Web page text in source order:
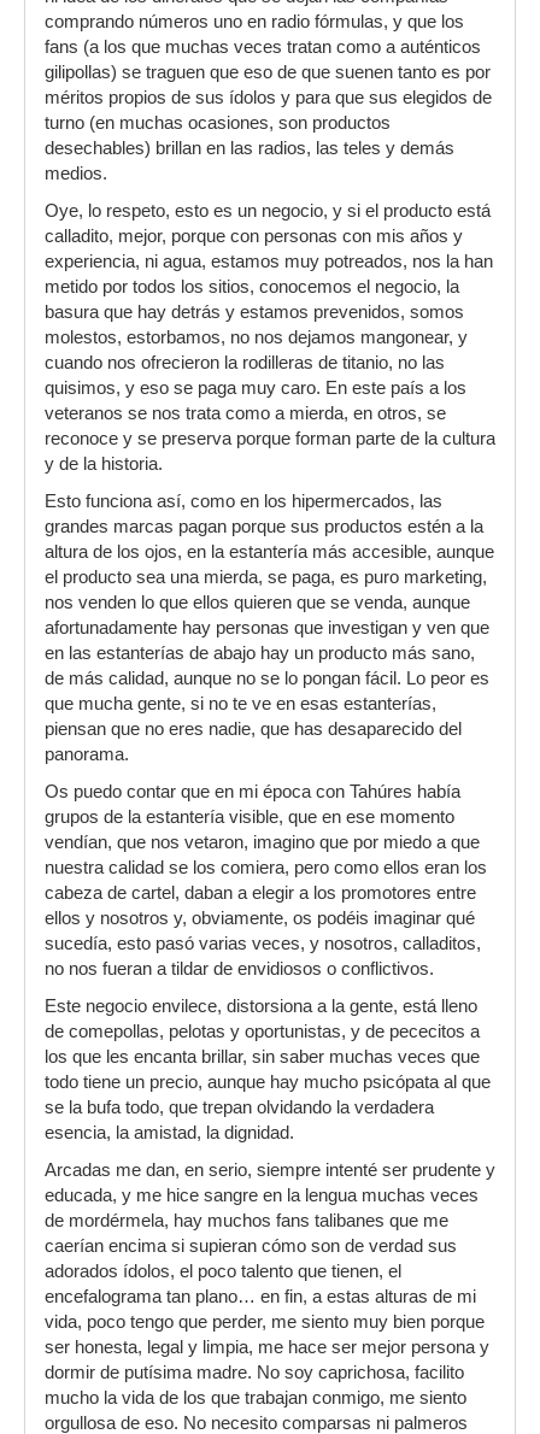
comprando números uno en radio fórmulas, y que los
fans (a los que muchas veces tratan como a auténticos
gilipollas) se traguen que eso de que suenen tanto es por
méritos propios de sus ídolos y para que sus elegidos de
turno (en muchas ocasiones, son productos
desechables) brillan en las radios, las teles y demás
medios.
Oye, lo respeto, esto es un negocio, y si el producto está
calladito, mejor, porque con personas con mis años y
experiencia, ni agua, estamos muy potreados, nos la han
metido por todos los sitios, conocemos el negocio, la
basura que hay detrás y estamos prevenidos, somos
molestos, estorbamos, no nos dejamos mangonear, y
cuando nos ofrecieron la rodilleras de titanio, no las
quisimos, y eso se paga muy caro. En este país a los
veteranos se nos trata como a mierda, en otros, se
reconoce y se preserva porque forman parte de la cultura
y de la historia.
Esto funciona así, como en los hipermercados, las
grandes marcas pagan porque sus productos estén a la
altura de los ojos, en la estantería más accesible, aunque
el producto sea una mierda, se paga, es puro marketing,
nos venden lo que ellos quieren que se venda, aunque
afortunadamente hay personas que investigan y ven que
en las estanterías de abajo hay un producto más sano,
de más calidad, aunque no se lo pongan fácil. Lo peor es
que mucha gente, si no te ve en esas estanterías,
piensan que no eres nadie, que has desaparecido del
panorama.
Os puedo contar que en mi época con Tahúres había
grupos de la estantería visible, que en ese momento
vendían, que nos vetaron, imagino que por miedo a que
nuestra calidad se los comiera, pero como ellos eran los
cabeza de cartel, daban a elegir a los promotores entre
ellos y nosotros y, obviamente, os podéis imaginar qué
sucedía, esto pasó varias veces, y nosotros, calladitos,
no nos fueran a tildar de envidiosos o conflictivos.
Este negocio envilece, distorsiona a la gente, está lleno
de comepollas, pelotas y oportunistas, y de pececitos a
los que les encanta brillar, sin saber muchas veces que
todo tiene un precio, aunque hay mucho psicópata al que
se la bufa todo, que trepan olvidando la verdadera
esencia, la amistad, la dignidad.
Arcadas me dan, en serio, siempre intenté ser prudente y
educada, y me hice sangre en la lengua muchas veces
de mordérmela, hay muchos fans talibanes que me
caerían encima si supieran cómo son de verdad sus
adorados ídolos, el poco talento que tienen, el
encefalograma tan plano… en fin, a estas alturas de mi
vida, poco tengo que perder, me siento muy bien porque
ser honesta, legal y limpia, me hace ser mejor persona y
dormir de putísima madre. No soy caprichosa, facilito
mucho la vida de los que trabajan conmigo, me siento
orgullosa de eso. No necesito comparsas ni palmeros